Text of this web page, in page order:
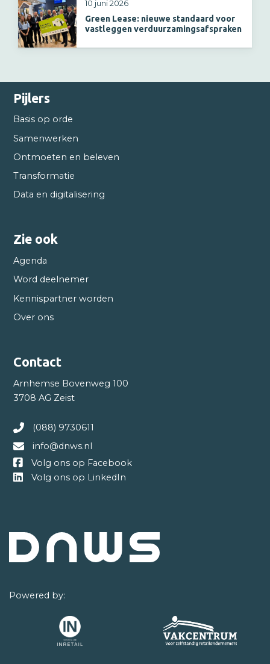
Green Lease: nieuwe standaard voor
vastleggen verduurzamingsafspraken
10 juni 2026
Powered by:
Pijlers
Basis op orde
Samenwerken
Ontmoeten en beleven
Transformatie
Data en digitalisering
Zie ook
Agenda
Word deelnemer
Kennispartner worden
Over ons
Contact
Arnhemse Bovenweg 100
3708 AG Zeist
(088) 9730611
info@dnws.nl
Volg ons op Facebook
Volg ons op LinkedIn